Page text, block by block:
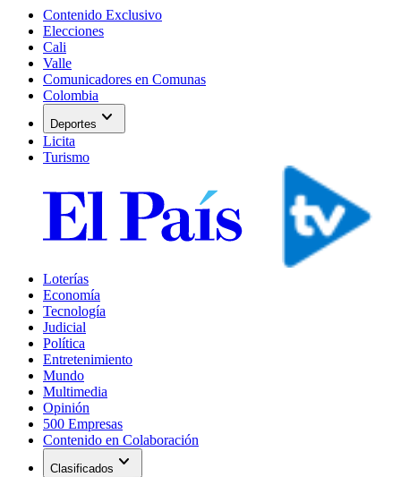
Contenido Exclusivo
Elecciones
Cali
Valle
Comunicadores en Comunas
Colombia
Deportes expand_more
Licita
Turismo
Loterías
Economía
Tecnología
Judicial
Política
Entretenimiento
Mundo
Multimedia
Opinión
500 Empresas
Contenido en Colaboración
Clasificados expand_more